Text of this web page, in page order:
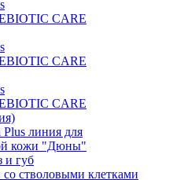
CARE
CARE
CARE
линия для
кожи "Дюны"
и губ
со стволовыми клетками